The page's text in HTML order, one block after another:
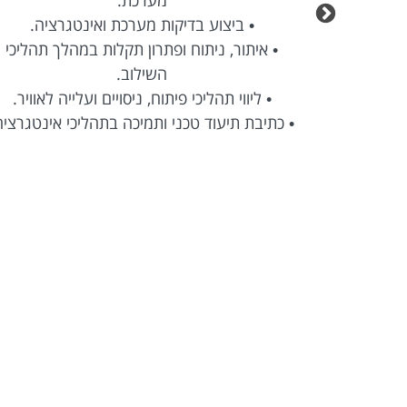
• ביצוע בדיקות מערכת ואינטגרציה.
• איתור, ניתוח ופתרון תקלות במהלך תהליכי
השילוב.
• ליווי תהליכי פיתוח, ניסויים ועלייה לאוויר.
• כתיבת תיעוד טכני ותמיכה בתהליכי